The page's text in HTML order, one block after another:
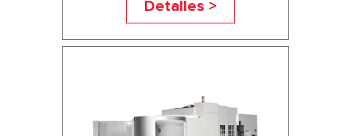
Detalles >